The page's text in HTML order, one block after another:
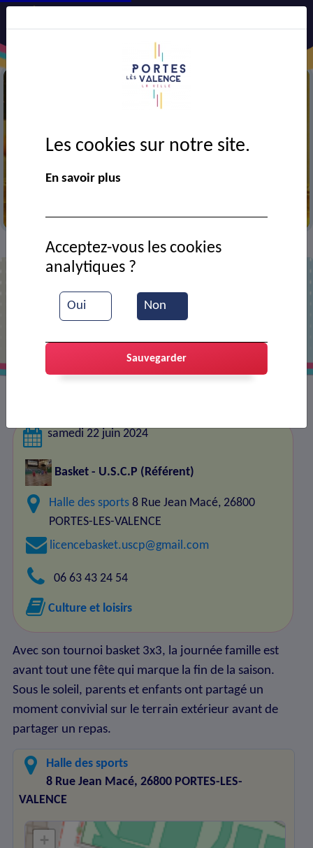
> Brèves > Journée famille du basket
Journée famille du basket
samedi 22 juin 2024
Basket - U.S.C.P (Référent)
Halle des sports 8 Rue Jean Macé, 26800
PORTES-LES-VALENCE
licencebasket.uscp@gmail.com
06 63 43 24 54
Culture et loisirs
Avec son tournoi basket 3x3, la journée famille est
avant tout une fête qui marque la fin de la saison.
Sous le soleil, parents et enfants ont partagé un
moment convivial sur le terrain extérieur avant de
partager un repas.
Halle des sports
8 Rue Jean Macé, 26800 PORTES-LES-
VALENCE
+
Les cookies sur notre site.
En savoir plus
Oui Non
Acceptez-vous les cookies
analytiques ?
Sauvegarder